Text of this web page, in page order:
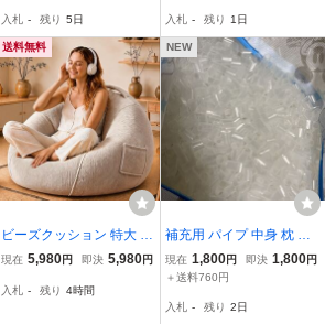
ー ビッグクッション 座椅
子 リビング
入札 - 残り 5日 入札 - 残り 1日
送料無料
ビーズクッション 特大 70
*60cm 一人掛け 人をダメ
フィット やわらかいクッ
現在 5,980円 即決 5,980円
入札 - 残り 4時間
NEW
補充用 パイプ 中身 枕 ま
くら 透明 補充用 日本製
かパイプ枕 原料 原材料
補充用 パイプ枕 ビーズ
現在 1,800円 即決 1,800円
＋送料760円
入札 - 残り 2日